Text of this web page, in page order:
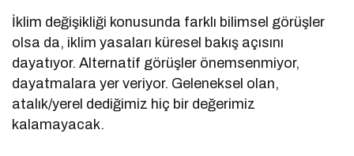
İklim değişikliği konusunda farklı bilimsel görüşler
olsa da, iklim yasaları küresel bakış açısını
dayatıyor. Alternatif görüşler önemsenmiyor,
dayatmalara yer veriyor. Geleneksel olan,
atalık/yerel dediğimiz hiç bir değerimiz
kalamayacak.